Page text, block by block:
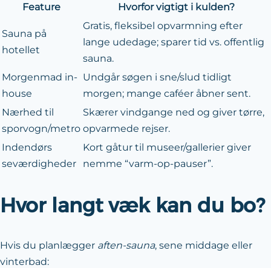
Feature Hvorfor vigtigt i kulden?
Sauna på
hotellet
Gratis, fleksibel opvarmning efter
lange udedage; sparer tid vs. offentlig
sauna.
Morgenmad in-
house
Undgår søgen i sne/slud tidligt
morgen; mange caféer åbner sent.
Nærhed til
sporvogn/metro
Skærer vindgange ned og giver tørre,
opvarmede rejser.
Indendørs
seværdigheder
Kort gåtur til museer/gallerier giver
nemme “varm-op-pauser”.
Hvor langt væk kan du bo?
Hvis du planlægger aften-sauna, sene middage eller
vinterbad: